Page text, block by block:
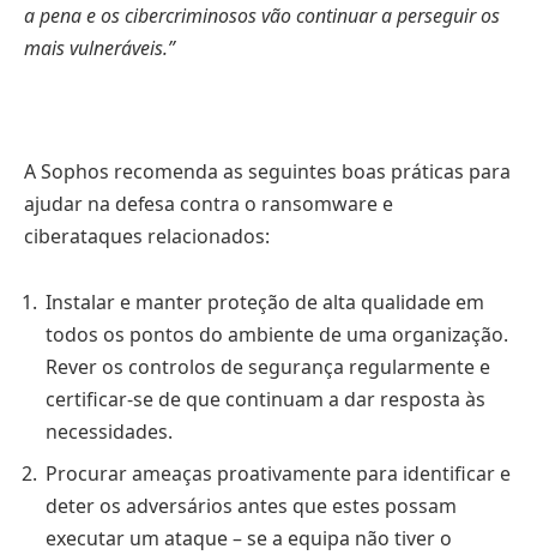
a pena e os cibercriminosos vão continuar a perseguir os
mais vulneráveis.”
A Sophos recomenda as seguintes boas práticas para
ajudar na defesa contra o ransomware e
ciberataques relacionados:
Instalar e manter proteção de alta qualidade em
todos os pontos do ambiente de uma organização.
Rever os controlos de segurança regularmente e
certificar-se de que continuam a dar resposta às
necessidades.
Procurar ameaças proativamente para identificar e
deter os adversários antes que estes possam
executar um ataque – se a equipa não tiver o